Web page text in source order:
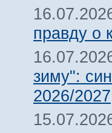
правду о
зиму":
2026/2027